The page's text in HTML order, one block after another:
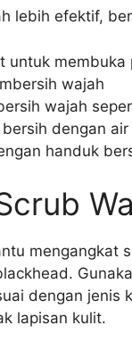
lebih efektif,
untuk membuka
wajah
wajah
dengan
handuk
mengangkat
dengan jenis
lapisan kulit.